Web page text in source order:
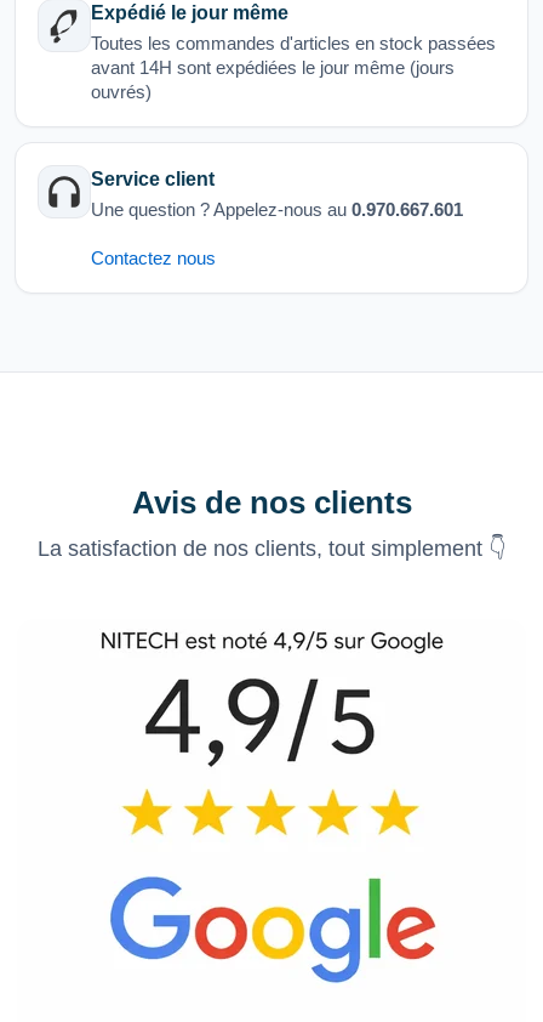
Expédié le jour même
Toutes les commandes d'articles en stock passées
avant 14H sont expédiées le jour même (jours
ouvrés)
Service client
Une question ? Appelez-nous au 0.970.667.601
Contactez nous
Avis de nos clients
La satisfaction de nos clients, tout simplement 👇